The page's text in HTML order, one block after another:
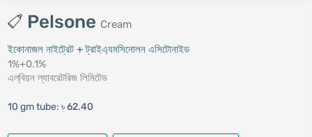
Pelsone Cream
ইকোনাজল নাইট্রেট + ট্রাইএ্যমসিনোলন এসিটোনাইড
1%+0.1%
এল্‌বিয়ন ল্যাবরেটরিজ লিমিটেড
10 gm tube: ৳ 62.40